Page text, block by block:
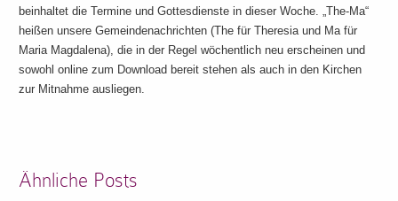
beinhaltet die Termine und Gottesdienste in dieser Woche. „The-Ma“
heißen unsere Gemeindenachrichten (The für Theresia und Ma für
Maria Magdalena), die in der Regel wöchentlich neu erscheinen und
sowohl online zum Download bereit stehen als auch in den Kirchen
zur Mitnahme ausliegen.
Ähnliche Posts